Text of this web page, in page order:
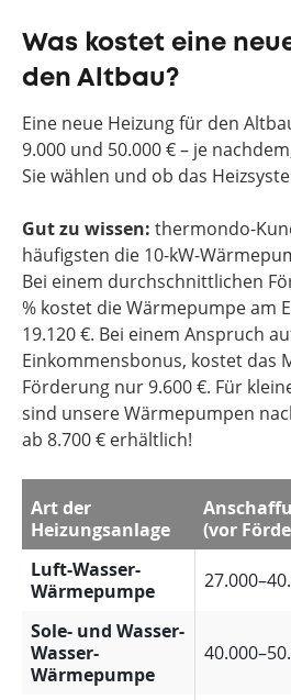
Was kostet eine
den Altbau?
Eine neue Heizung für den
9.000 und 50.000 € – je
Sie wählen und ob das
Gut zu wissen: thermondo-
häufigsten die 10-kW-
Bei einem durchschnittlichen
% kostet die Wärmepumpe am
19.120 €. Bei einem Anspruch
Einkommensbonus, kostet das
Förderung nur 9.600 €. Für
sind unsere Wärmepumpen
ab 8.700 € erhältlich!
Art der
Heizungsanlage
(vor
Luft-Wasser-
Wärmepumpe
Sole- und Wasser-
Wasser-
Wärmepumpe